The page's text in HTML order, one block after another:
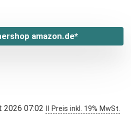
amazon.de*
2026 07:02 II Preis inkl. 19% MwSt.